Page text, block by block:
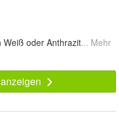
Weiß oder Anthrazit... Mehr